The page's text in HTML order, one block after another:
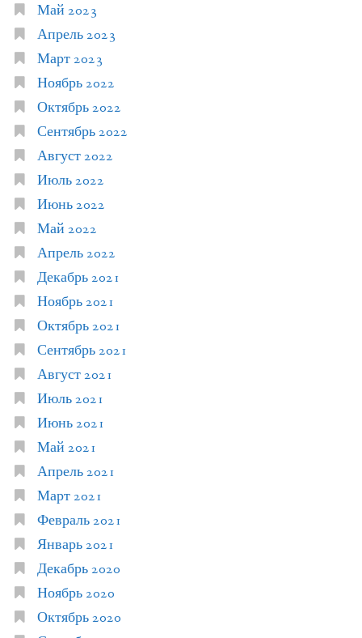
Май 2023
Апрель 2023
Март 2023
Ноябрь 2022
Октябрь 2022
Сентябрь 2022
Август 2022
Июль 2022
Июнь 2022
Май 2022
Апрель 2022
Декабрь 2021
Ноябрь 2021
Октябрь 2021
Сентябрь 2021
Август 2021
Июль 2021
Июнь 2021
Май 2021
Апрель 2021
Март 2021
Февраль 2021
Январь 2021
Декабрь 2020
Ноябрь 2020
Октябрь 2020